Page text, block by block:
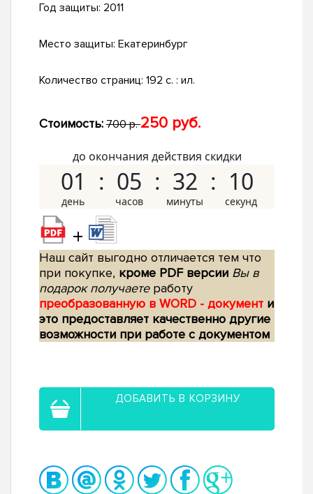
Год защиты: 2011
Место защиты: Екатеринбург
Количество страниц: 192 с. : ил.
Стоимость: 700 р.250 руб.
до окончания действия скидки
01 05 32 09
+
Наш сайт выгодно отличается тем что
при покупке, кроме PDF версии Вы в
подарок получаетеработу
преобразованную в WORD - документ и
это предоставляет качественно другие
возможности при работе с документом
ДОБАВИТЬ В КОРЗИНУ